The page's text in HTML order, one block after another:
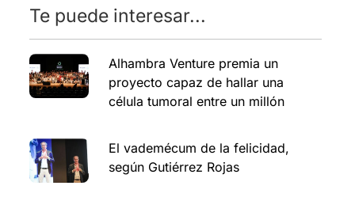
Te puede interesar...
Alhambra Venture premia un
proyecto capaz de hallar una
célula tumoral entre un millón
El vademécum de la felicidad,
según Gutiérrez Rojas